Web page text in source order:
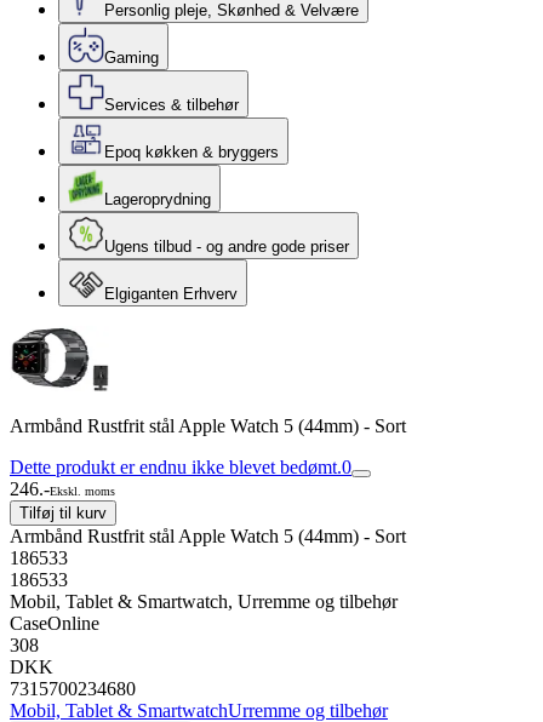
Personlig pleje, Skønhed & Velvære
Gaming
Services & tilbehør
Epoq køkken & bryggers
Lageroprydning
Ugens tilbud - og andre gode priser
Elgiganten Erhverv
Armbånd Rustfrit stål Apple Watch 5 (44mm) - Sort
Dette produkt er endnu ikke blevet bedømt.0
246.-Ekskl. moms
Tilføj til kurv
Armbånd Rustfrit stål Apple Watch 5 (44mm) - Sort
186533
186533
Mobil, Tablet & Smartwatch, Urremme og tilbehør
CaseOnline
308
DKK
7315700234680
Mobil, Tablet & SmartwatchUrremme og tilbehør